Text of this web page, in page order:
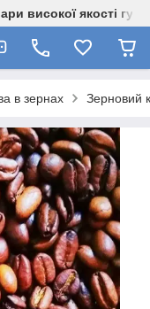
високої якості
в зернах Зерновий